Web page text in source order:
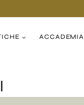
ACCADEMIA